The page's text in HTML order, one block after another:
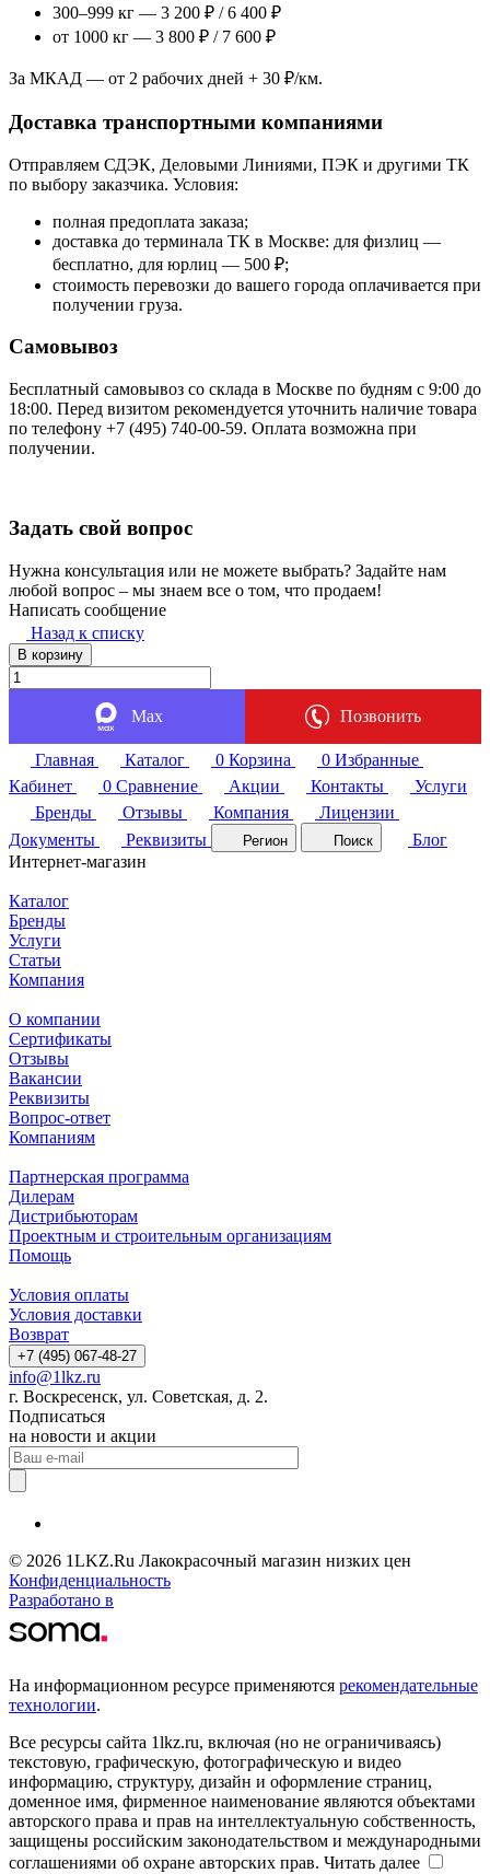
300–999 кг — 3 200 ₽ / 6 400 ₽
от 1000 кг — 3 800 ₽ / 7 600 ₽
За МКАД — от 2 рабочих дней + 30 ₽/км.
Доставка транспортными компаниями
Отправляем СДЭК, Деловыми Линиями, ПЭК и другими ТК
по выбору заказчика. Условия:
полная предоплата заказа;
доставка до терминала ТК в Москве: для физлиц —
бесплатно, для юрлиц — 500 ₽;
стоимость перевозки до вашего города оплачивается при
получении груза.
Самовывоз
Бесплатный самовывоз со склада в Москве по будням с 9:00 до
18:00. Перед визитом рекомендуется уточнить наличие товара
по телефону +7 (495) 740-00-59. Оплата возможна при
получении.
Задать свой вопрос
Нужна консультация или не можете выбрать? Задайте нам
любой вопрос – мы знаем все о том, что продаем!
Написать сообщение
Назад к списку
В корзину
Max Позвонить
Главная Каталог 0 Корзина 0 Избранные
Кабинет
0 Сравнение Акции Контакты
Услуги
Бренды
Отзывы Компания
Лицензии
Документы
Реквизиты Регион Поиск
Блог
Интернет-магазин
Каталог
Бренды
Услуги
Статьи
Компания
О компании
Сертификаты
Отзывы
Вакансии
Реквизиты
Вопрос-ответ
Компаниям
Партнерская программа
Дилерам
Дистрибьюторам
Проектным и строительным организациям
Помощь
Условия оплаты
Условия доставки
Возврат
+7 (495) 067-48-27
info@1lkz.ru
г. Воскресенск, ул. Советская, д. 2.
Подписаться
на новости и акции
© 2026 1LKZ.Ru Лакокрасочный магазин низких цен
Конфиденциальность
Разработано в
На информационном ресурсе применяются рекомендательные
технологии.
Все ресурсы сайта 1lkz.ru, включая (но не ограничиваясь)
текстовую, графическую, фотографическую и видео
информацию, структуру, дизайн и оформление страниц,
доменное имя, фирменное наименование являются объектами
авторского права и прав на интеллектуальную собственность,
защищены российским законодательством и международными
соглашениями об охране авторских прав. Читать далее